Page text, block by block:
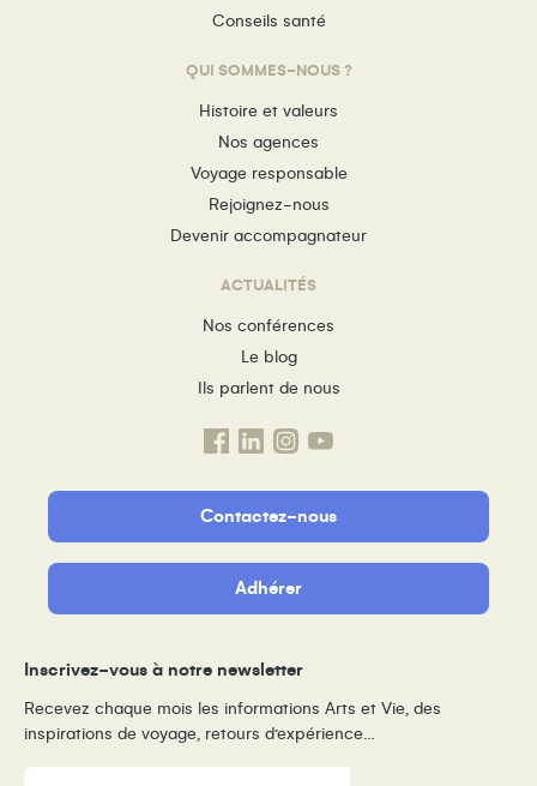
Conseils santé
QUI SOMMES-NOUS ?
Histoire et valeurs
Nos agences
Voyage responsable
Rejoignez-nous
Devenir accompagnateur
ACTUALITÉS
Nos conférences
Le blog
Ils parlent de nous
Contactez-nous
Adhérer
Inscrivez-vous à notre newsletter
Recevez chaque mois les informations Arts et Vie, des
inspirations de voyage, retours d’expérience…
E-